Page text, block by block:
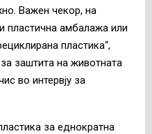
Важен чекор, на
пластична амбалажа или
пластика“,
заштита на животната
во интервју за
за еднократна